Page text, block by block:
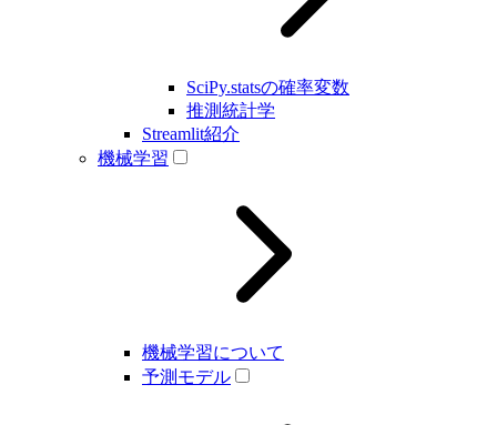
SciPy.statsの確率変数
推測統計学
Streamlit紹介
機械学習
機械学習について
予測モデル